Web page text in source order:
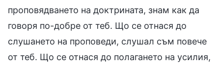
проповядването на доктрината, знам как да
говоря по-добре от теб. Що се отнася до
слушането на проповеди, слушал съм повече
от теб. Що се отнася до полагането на усилия,